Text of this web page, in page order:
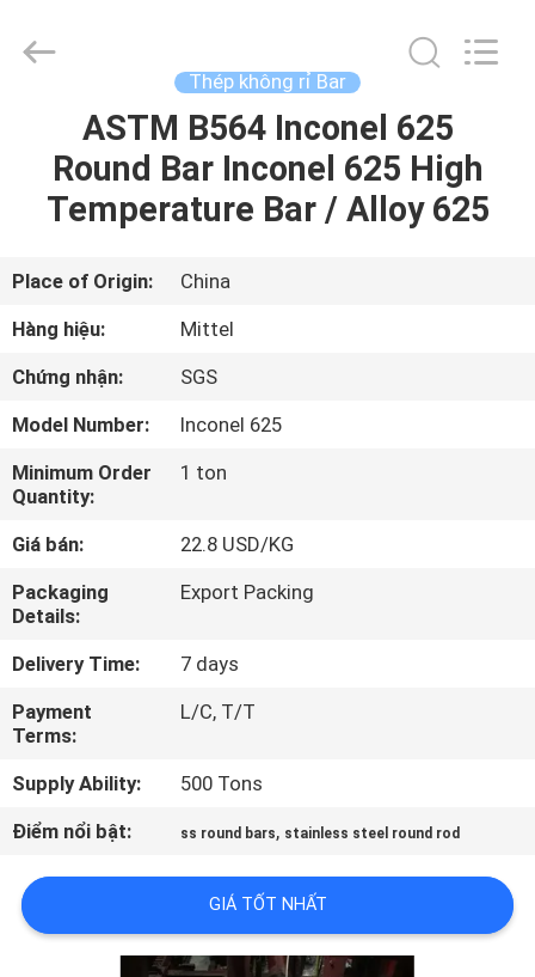
TRANG
CHỦ
SẢN
PHẨM
CHÚNG
TÔI
THAM
QUAN
MÁY
SOÁT
CHẤT
LƯỢNG
STEEL
INDUSTRIAL
Thép không rỉ Bar
ASTM B564 Inconel 625
Round Bar Inconel 625 High
Temperature Bar / Alloy 625
Place of Origin:
China
Hàng hiệu:
Mittel
Chứng nhận:
SGS
Model Number:
Inconel 625
Minimum Order
Quantity:
1 ton
Giá bán:
22.8 USD/KG
Packaging
Details:
Export Packing
Delivery Time:
7 days
Payment
Terms:
L/C, T/T
Supply Ability:
500 Tons
Điểm nổi bật:
ss round bars, stainless steel round rod
GIÁ TỐT NHẤT